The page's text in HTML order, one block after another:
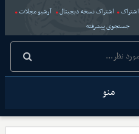
اشتراک اشتراک نسخه دیجیتال
آرشیو مجلات
جستجوی پیشرفته
منو